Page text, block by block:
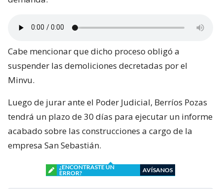
Cabe mencionar que dicho proceso obligó a
suspender las demoliciones decretadas por el
Minvu.
Luego de jurar ante el Poder Judicial, Berríos Pozas
tendrá un plazo de 30 días para ejecutar un informe
acabado sobre las construcciones a cargo de la
empresa San Sebastián.
¿ENCONTRASTE UN
ERROR?
AVÍSANOS